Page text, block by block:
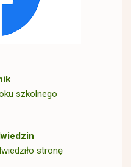
szkolnego
stronę